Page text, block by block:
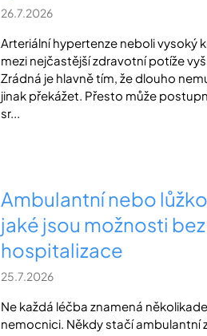
26.7.2026
Arteriální hypertenze neboli vysoký
mezi nejčastější zdravotní potíže
Zrádná je hlavně tím, že dlouho
jinak překážet. Přesto může
sr...
Ambulantní nebo
jaké jsou možnosti
hospitalizace
25.7.2026
Ne každá léčba znamená
nemocnici. Někdy stačí ambulantní